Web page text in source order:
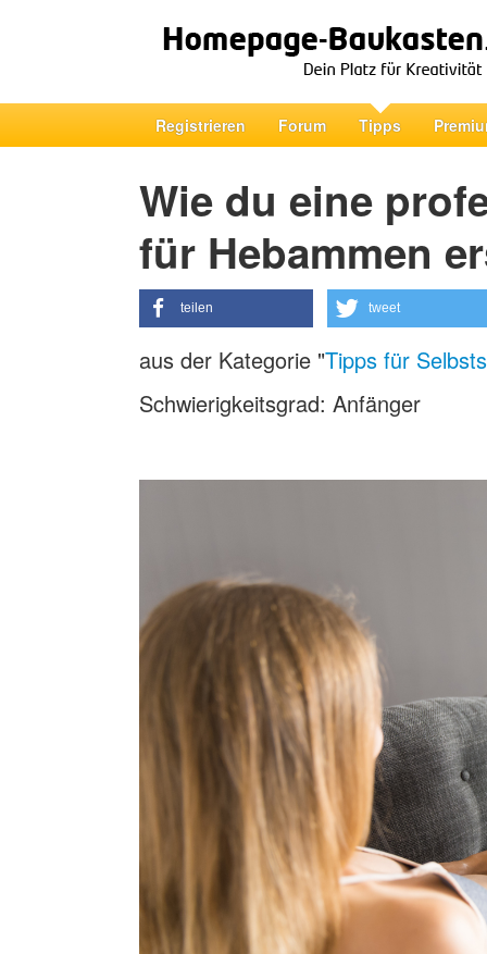
Registrieren Forum Tipps
Wie du eine
für Hebammen
teilen tweet
aus der Kategorie "Tipps für
Schwierigkeitsgrad: Anfänger